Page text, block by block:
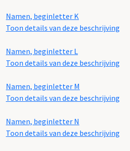
Namen, beginletter K
Toon details van deze beschrijving
Namen, beginletter L
Toon details van deze beschrijving
Namen, beginletter M
Toon details van deze beschrijving
Namen, beginletter N
Toon details van deze beschrijving